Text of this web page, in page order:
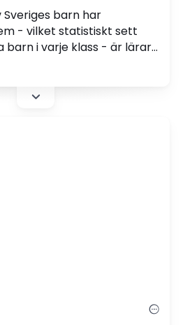
Sveriges barn har
- vilket statistiskt sett
barn i varje klass - är lärare
strategier för hur de ska
som uppstår,